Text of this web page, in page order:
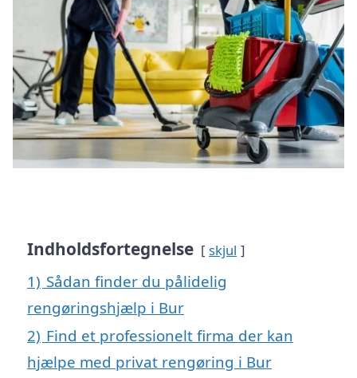
Indholdsfortegnelse skjul
1) Sådan finder du pålidelig
rengøringshjælp i Bur
2) Find et professionelt firma der kan
hjælpe med privat rengøring i Bur